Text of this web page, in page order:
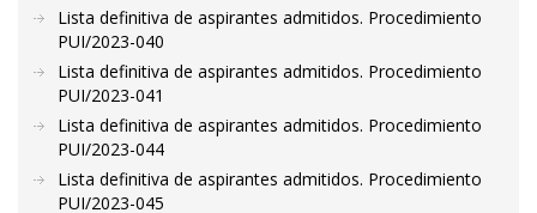
Lista definitiva de aspirantes admitidos. Procedimiento
PUI/2023-040
Lista definitiva de aspirantes admitidos. Procedimiento
PUI/2023-041
Lista definitiva de aspirantes admitidos. Procedimiento
PUI/2023-044
Lista definitiva de aspirantes admitidos. Procedimiento
PUI/2023-045